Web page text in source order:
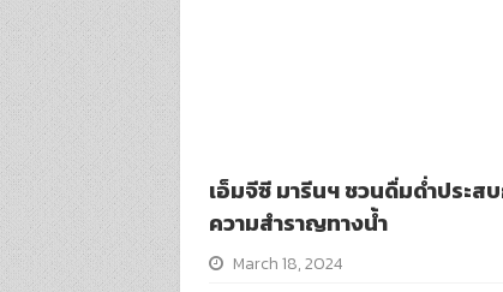
เอ็มจีซี มารีนฯ ชวนดื่มด่ำประส
ความสำราญทางน้ำ
March 18, 2024